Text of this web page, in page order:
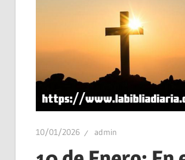
10/01/2026 admin